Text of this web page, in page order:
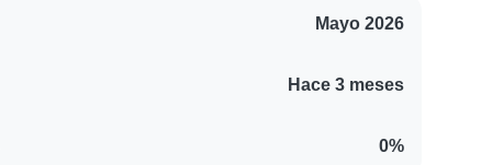
Mayo 2026
Hace 3 meses
0%